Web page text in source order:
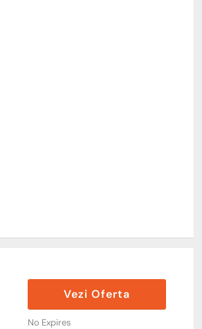
Vezi Oferta
No Expires